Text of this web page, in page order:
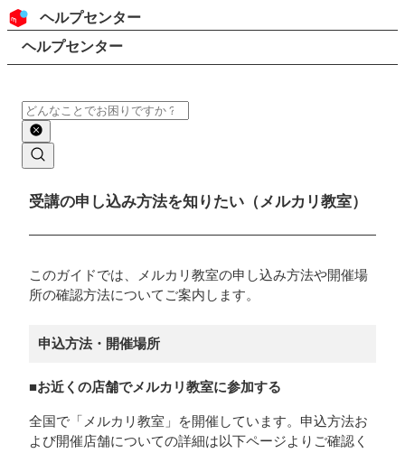
コンテンツにスキップ
ヘッダー
ヘルプセンター
検索
パンくずリスト
ヘルプセンター
検索
メインコンテンツ
受講の申し込み方法を知りたい（メルカリ教室）
このガイドでは、メルカリ教室の申し込み方法や開催場
所の確認方法についてご案内します。
申込方法・開催場所
■お近くの店舗でメルカリ教室に参加する
全国で「メルカリ教室」を開催しています。申込方法お
よび開催店舗についての詳細は以下ページよりご確認く